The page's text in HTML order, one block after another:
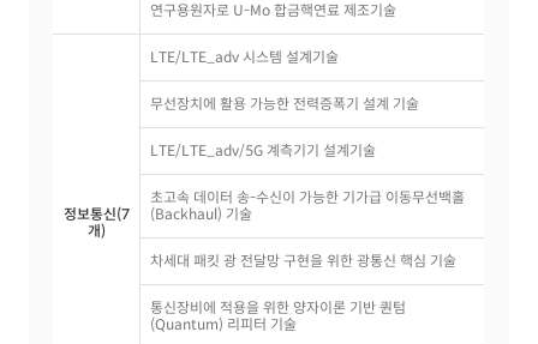
연구용원자로 U-Mo 합금핵연료 제조기술
정보통신(7
개)
LTE/LTE_adv 시스템 설계기술
무선장치에 활용 가능한 전력증폭기 설계 기술
LTE/LTE_adv/5G 계측기기 설계기술
초고속 데이터 송-수신이 가능한 기가급 이동무선백홀
(Backhaul) 기술
차세대 패킷 광 전달망 구현을 위한 광통신 핵심 기술
통신장비에 적용을 위한 양자이론 기반 퀀텀
(Quantum) 리피터 기술